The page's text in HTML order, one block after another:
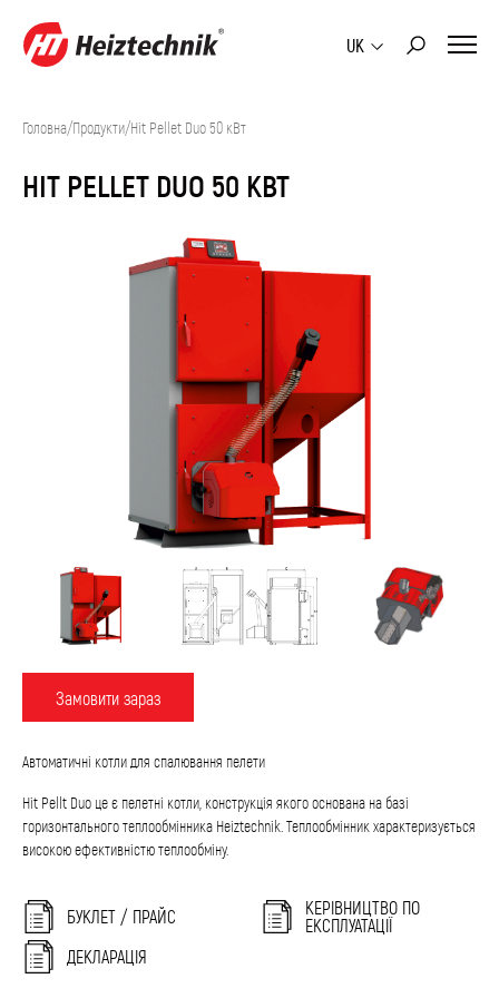
UK
Головна/Продукти/Hit Pellet Duo 50 кВт
HIT PELLET DUO 50 КВТ
Замовити зараз
Автоматичні котли для спалювання пелети
Hit Pellt Duo це є пелетні котли, конструкція якого основана на базі
горизонтального теплообмінника Heiztechnik. Теплообмінник характеризується
високою ефективністю теплообміну.
БУКЛЕТ / ПРАЙС
КЕРІВНИЦТВО ПО
ЕКСПЛУАТАЦІЇ
ДЕКЛАРАЦІЯ